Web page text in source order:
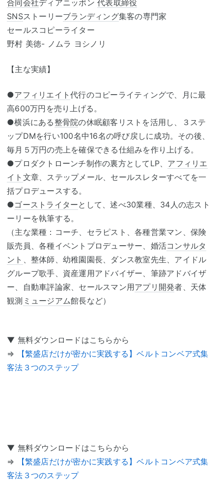
合同会社ディアニッポン 代表取締役
SNSストーリーブランディング集客の専門家
セールスコピーライター
野村 美徳- ノムラ ヨシノリ
【主な実績】
●アフィリエイト 代行のコピーライティングで、月に最
高600万円を売り上げる。
●横浜にある整骨院の休眠顧客リストを活用し、３ステ
ップDMを行い100名中16名の呼び戻しに成功。その後、
毎月５万円の売上を確保できる仕組みを作り上げる。
●プロダクトローンチ制作の裏方としてLP、 アフィリエ
イト 文章、ステップメール、セールスレターすべてを一
括プロデュースする。
●ゴーストライターとして、述べ30業種、34人の志スト
ーリーを執筆する。
（主な業種：コーチ、セラピスト、各種営業マン、保険
販売員、各種イベントプロデューサー、婚活コンサルタ
ント 、整体師、幼稚園園長、ダンス教室先生、アイドル
グループ歌手、資産運用アドバイザー、筆跡アドバイザ
ー、自動車評論家、セールスマン用アプリ開発者、天体
観測 ミュージアム館長など）
▼ 無料ダウンロードはこちらから
⇒
【繁盛店だけが密かに実践する】ベルトコンベア式集
客法３つのステップ
▼ 無料ダウンロードはこちらから
⇒
【繁盛店だけが密かに実践する】ベルトコンベア式集
客法３つのステップ